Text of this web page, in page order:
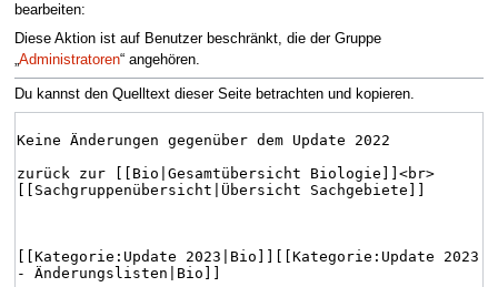
Navigation
springen
Suche
springen
bearbeiten:
Diese Aktion ist auf Benutzer beschränkt, die der Gruppe
Administratoren“ angehören.
Du kannst den Quelltext dieser Seite betrachten und kopieren.